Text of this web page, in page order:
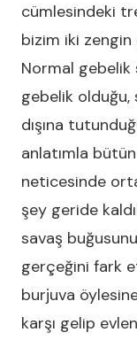
cümlesindeki
bizim iki zengin
Normal gebelik
gebelik
dışına
anlatımla
neticesinde
şey geride
savaş
gerçeğini fark
burjuva
karşı gelip